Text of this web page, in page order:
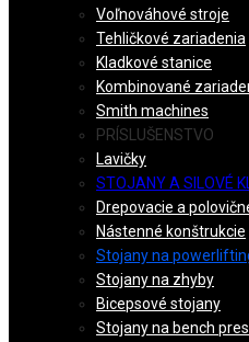
Voľnováhové stroje
Tehličkové zariadenia
Kladkové stanice
Kombinované
Smith machines
PRÍSLUŠENSTVO
Lavičky
STOJANY A SILOVÉ
Drepovacie a
Nástenné konštrukcie
Stojany na
Stojany na zhyby
Bicepsové stojany
Stojany na bench